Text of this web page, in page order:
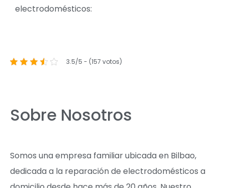
electrodomésticos:
3.5/5 - (157 votos)
Sobre Nosotros
Somos una empresa familiar ubicada en Bilbao,
dedicada a la reparación de electrodomésticos a